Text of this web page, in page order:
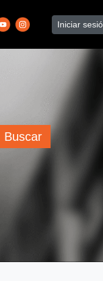
Iniciar
Buscar